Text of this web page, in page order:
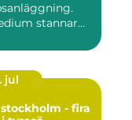
stannar
jul
- fira